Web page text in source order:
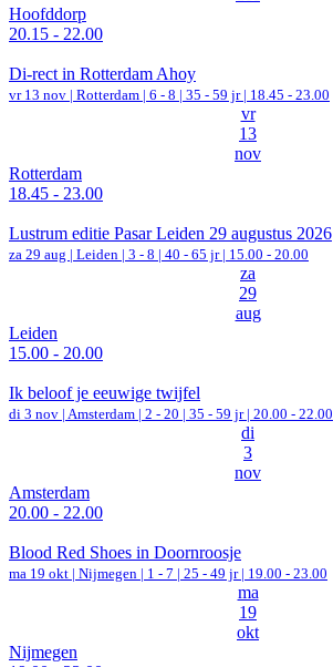
Hoofddorp
20.15 - 22.00
Di-rect in Rotterdam Ahoy
vr 13 nov | Rotterdam | 6 - 8 | 35 - 59 jr | 18.45 - 23.00
vr
13
nov
Rotterdam
18.45 - 23.00
Lustrum editie Pasar Leiden 29 augustus 2026
za 29 aug | Leiden | 3 - 8 | 40 - 65 jr | 15.00 - 20.00
za
29
aug
Leiden
15.00 - 20.00
Ik beloof je eeuwige twijfel
di 3 nov | Amsterdam | 2 - 20 | 35 - 59 jr | 20.00 - 22.00
di
3
nov
Amsterdam
20.00 - 22.00
Blood Red Shoes in Doornroosje
ma 19 okt | Nijmegen | 1 - 7 | 25 - 49 jr | 19.00 - 23.00
ma
19
okt
Nijmegen